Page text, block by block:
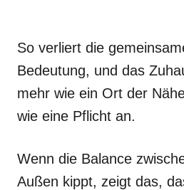
So verliert die
Bedeutung, und das
mehr wie ein Ort der
wie eine Pflicht an.
Wenn die Balance
Außen kippt, zeigt das,